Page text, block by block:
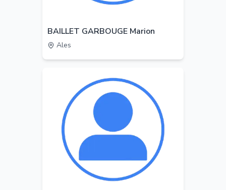
BAILLET GARBOUGE Marion
Ales